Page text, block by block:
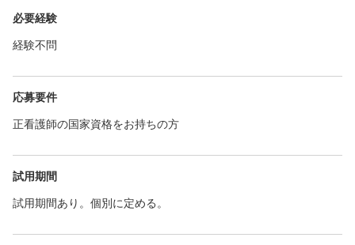
必要経験
経験不問
応募要件
正看護師の国家資格をお持ちの方
試用期間
試用期間あり。個別に定める。